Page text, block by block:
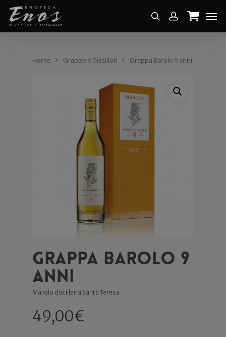
Home Grappe e Distillati Grappa Barolo 9 anni
Grappa Barolo 9
anni
Marolo distilleria Santa Teresa
49,00€